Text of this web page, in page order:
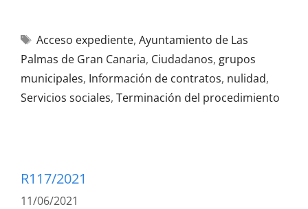
Acceso expediente, Ayuntamiento de Las
Palmas de Gran Canaria, Ciudadanos, grupos
municipales, Información de contratos, nulidad,
Servicios sociales, Terminación del procedimiento
R117/2021
11/06/2021